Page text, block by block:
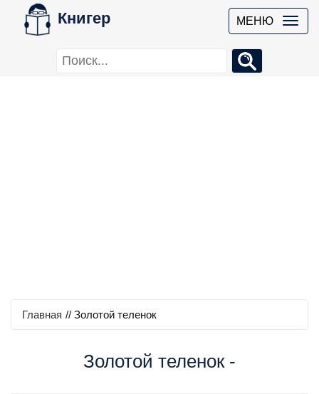
Книгер МЕНЮ
Главная // Золотой теленок
Золотой теленок -